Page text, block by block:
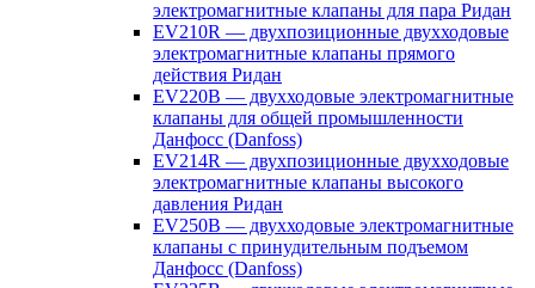
электромагнитные клапаны для пара Ридан
EV210R — двухпозиционные двухходовые
электромагнитные клапаны прямого
действия Ридан
EV220B — двухходовые электромагнитные
клапаны для общей промышленности
Данфосс (Danfoss)
EV214R — двухпозиционные двухходовые
электромагнитные клапаны высокого
давления Ридан
EV250B — двухходовые электромагнитные
клапаны с принудительным подъемом
Данфосс (Danfoss)